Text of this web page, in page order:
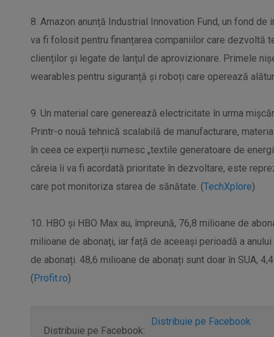
8. Amazon anunță Industrial Innovation Fund, un fond
va fi folosit pentru finanțarea companiilor care dezvoltă
clienților și legate de lanțul de aprovizionare. Primele
wearables pentru siguranță și roboți care operează
9. Un material care generează electricitate în urma
Printr-o nouă tehnică scalabilă de manufacturare,
în ceea ce experții numesc „textile generatoare de
căreia îi va fi acordată prioritate în dezvoltare, este
care pot monitoriza starea de sănătate. (TechXplore)
10. HBO și HBO Max au, împreună, 76,8 milioane de
milioane de abonați, iar față de aceeași perioadă a
de abonați. 48,6 milioane de abonați sunt doar în SUA,
(Profit.ro)
Distribuie pe Facebook:
Distribuie pe Facebook